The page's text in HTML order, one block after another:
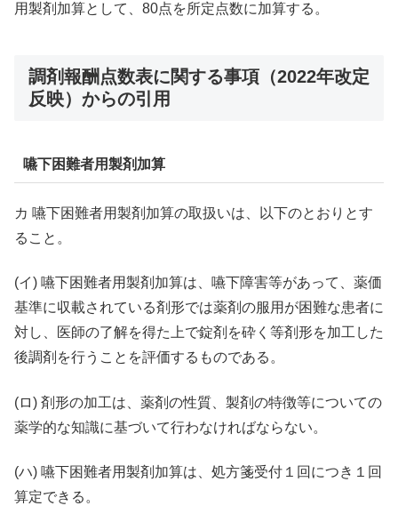
用製剤加算として、80点を所定点数に加算する。
調剤報酬点数表に関する事項（2022年改定
反映）からの引用
嚥下困難者用製剤加算
カ 嚥下困難者用製剤加算の取扱いは、以下のとおりとす
ること。
(イ) 嚥下困難者用製剤加算は、嚥下障害等があって、薬価
基準に収載されている剤形では薬剤の服用が困難な患者に
対し、医師の了解を得た上で錠剤を砕く等剤形を加工した
後調剤を行うことを評価するものである。
(ロ) 剤形の加工は、薬剤の性質、製剤の特徴等についての
薬学的な知識に基づいて行わなければならない。
(ハ) 嚥下困難者用製剤加算は、処方箋受付１回につき１回
算定できる。